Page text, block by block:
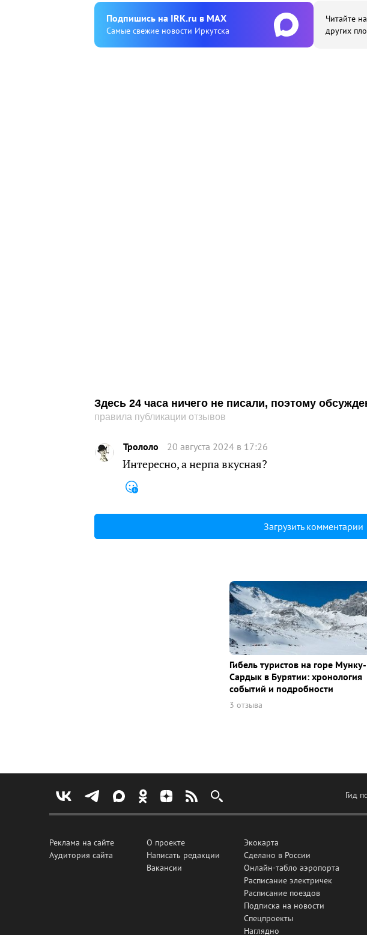
Подпишиcь на IRK.ru в MAX
Cамые свежие новости Иркутска
Читайте
других
Здесь 24 часа ничего не писали, поэтому
правила публикации отзывов
Трололо 20 августа 2024 в 17:26
Интересно, а нерпа вкусная?
Загрузить комментарии
Гибель туристов на горе Мунку-
Сардык в Бурятии: хронология
событий и подробности
3 отзыва
Гид
Реклама на сайте
Аудитория сайта
О проекте
Написать редакции
Вакансии
Экокарта
Сделано в России
Онлайн-табло аэропорта
Расписание электричек
Расписание поездов
Подписка на новости
Спецпроекты
Наглядно